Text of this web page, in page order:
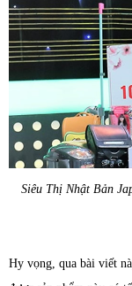
Siêu Thị Nhật Bản
Hy vọng, qua bài viết